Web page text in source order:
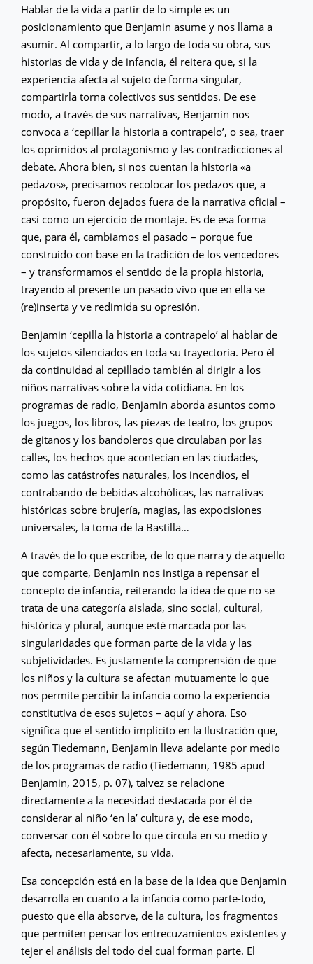
Hablar de la vida a partir de lo simple es un
posicionamiento que Benjamin asume y nos llama a
asumir. Al compartir, a lo largo de toda su obra, sus
historias de vida y de infancia, él reitera que, si la
experiencia afecta al sujeto de forma singular,
compartirla torna colectivos sus sentidos. De ese
modo, a través de sus narrativas, Benjamin nos
convoca a ‘cepillar la historia a contrapelo’, o sea, traer
los oprimidos al protagonismo y las contradicciones al
debate. Ahora bien, si nos cuentan la historia «a
pedazos», precisamos recolocar los pedazos que, a
propósito, fueron dejados fuera de la narrativa oficial –
casi como un ejercicio de montaje. Es de esa forma
que, para él, cambiamos el pasado – porque fue
construido con base en la tradición de los vencedores
– y transformamos el sentido de la propia historia,
trayendo al presente un pasado vivo que en ella se
(re)inserta y ve redimida su opresión.
Benjamin ‘cepilla la historia a contrapelo’ al hablar de
los sujetos silenciados en toda su trayectoria. Pero él
da continuidad al cepillado también al dirigir a los
niños narrativas sobre la vida cotidiana. En los
programas de radio, Benjamin aborda asuntos como
los juegos, los libros, las piezas de teatro, los grupos
de gitanos y los bandoleros que circulaban por las
calles, los hechos que acontecían en las ciudades,
como las catástrofes naturales, los incendios, el
contrabando de bebidas alcohólicas, las narrativas
históricas sobre brujería, magias, las expocisiones
universales, la toma de la Bastilla…
A través de lo que escribe, de lo que narra y de aquello
que comparte, Benjamin nos instiga a repensar el
concepto de infancia, reiterando la idea de que no se
trata de una categoría aislada, sino social, cultural,
histórica y plural, aunque esté marcada por las
singularidades que forman parte de la vida y las
subjetividades. Es justamente la comprensión de que
los niños y la cultura se afectan mutuamente lo que
nos permite percibir la infancia como la experiencia
constitutiva de esos sujetos – aquí y ahora. Eso
significa que el sentido implícito en la Ilustración que,
según Tiedemann, Benjamin lleva adelante por medio
de los programas de radio (Tiedemann, 1985 apud
Benjamin, 2015, p. 07), talvez se relacione
directamente a la necesidad destacada por él de
considerar al niño ‘en la’ cultura y, de ese modo,
conversar con él sobre lo que circula en su medio y
afecta, necesariamente, su vida.
Esa concepción está en la base de la idea que Benjamin
desarrolla en cuanto a la infancia como parte-todo,
puesto que ella absorve, de la cultura, los fragmentos
que permiten pensar los entrecuzamientos existentes y
tejer el análisis del todo del cual forman parte. El